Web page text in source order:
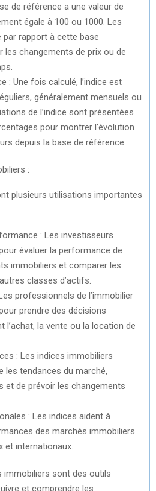
de référence a une valeur de
égale à 100 ou 1000. Les
par rapport à cette base
les changements de prix ou de
: Une fois calculé, l’indice est
généralement mensuels ou
de l’indice sont présentées
pour montrer l’évolution
depuis la base de référence.
:
plusieurs utilisations importantes
: Les investisseurs
évaluer la performance de
immobiliers et comparer les
classes d’actifs.
professionnels de l’immobilier
prendre des décisions
l’achat, la vente ou la location de
: Les indices immobiliers
les tendances du marché,
et de prévoir les changements
: Les indices aident à
des marchés immobiliers
et internationaux.
immobiliers sont des outils
et comprendre les